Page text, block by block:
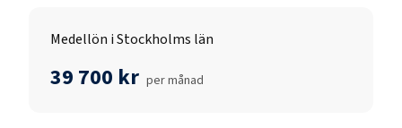
Medellön i Stockholms län
39 700 kr per månad